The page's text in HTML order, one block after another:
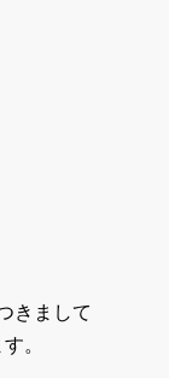
きまして
。